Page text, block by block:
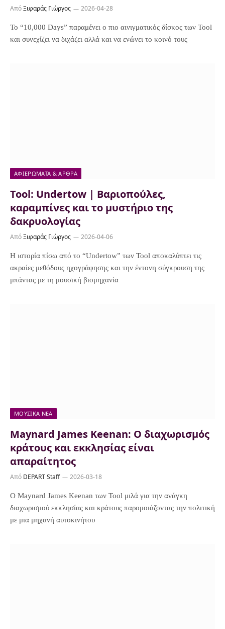
ΑπόΞιφαράς Γιώργος 2026-04-28
Το “10,000 Days” παραμένει ο πιο αινιγματικός δίσκος των Tool
και συνεχίζει να διχάζει αλλά και να ενώνει το κοινό τους
ΑΦΙΕΡΏΜΑΤΑ & ΆΡΘΡΑ
Tool: Undertow | Βαριοπούλες,
καραμπίνες και το μυστήριο της
δακρυολογίας
ΑπόΞιφαράς Γιώργος 2026-04-06
Η ιστορία πίσω από το “Undertow” των Tool αποκαλύπτει τις
ακραίες μεθόδους ηχογράφησης και την έντονη σύγκρουση της
μπάντας με τη μουσική βιομηχανία
ΜΟΥΣΙΚΆ ΝΈΑ
Maynard James Keenan: Ο διαχωρισμός
κράτους και εκκλησίας είναι
απαραίτητος
Από DEPART Staff 2026-03-18
Ο Maynard James Keenan των Tool μιλά για την ανάγκη
διαχωρισμού εκκλησίας και κράτους παρομοιάζοντας την πολιτική
με μια μηχανή αυτοκινήτου